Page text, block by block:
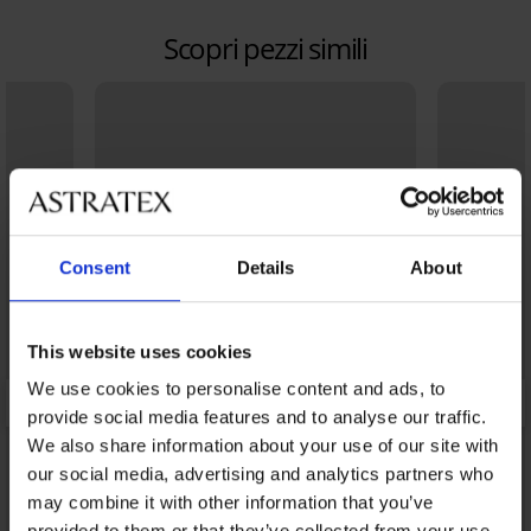
Consent Details About
This website uses cookies
We use cookies to personalise content and ads, to
provide social media features and to analyse our traffic.
We also share information about your use of our site with
our social media, advertising and analytics partners who
may combine it with other information that you’ve
Scopri pezzi simili